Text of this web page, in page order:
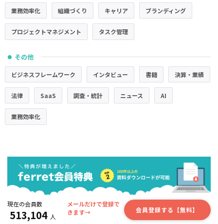
業務効率化 組織づくり キャリア ブランディング
プロジェクトマネジメント タスク管理
● その他
ビジネスフレームワーク インタビュー 書籍 決算・業績
法律 SaaS 調査・統計 ニュース AI
業務効率化
現在の会員数
513,104 人
メールだけで登録で
きます→
会員登録する【無料】